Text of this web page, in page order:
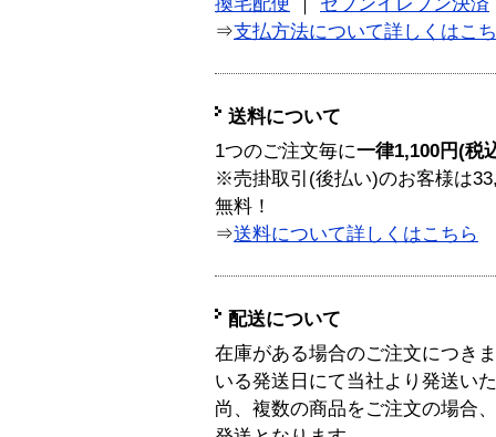
⇒支払方法について詳しくはこ
送料について
1つのご注文毎に一律1,100円(税
※売掛取引(後払い)のお客様は
無料！
⇒送料について詳しくはこちら
配送について
在庫がある場合のご注文につき
いる発送日にて当社より発送い
尚、複数の商品をご注文の場合